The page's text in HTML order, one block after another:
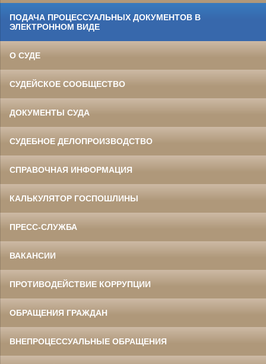
ПОДАЧА ПРОЦЕССУАЛЬНЫХ ДОКУМЕНТОВ В
ЭЛЕКТРОННОМ ВИДЕ
О СУДЕ
СУДЕЙСКОЕ СООБЩЕСТВО
ДОКУМЕНТЫ СУДА
СУДЕБНОЕ ДЕЛОПРОИЗВОДСТВО
СПРАВОЧНАЯ ИНФОРМАЦИЯ
КАЛЬКУЛЯТОР ГОСПОШЛИНЫ
ПРЕСС-СЛУЖБА
ВАКАНСИИ
ПРОТИВОДЕЙСТВИЕ КОРРУПЦИИ
ОБРАЩЕНИЯ ГРАЖДАН
ВНЕПРОЦЕССУАЛЬНЫЕ ОБРАЩЕНИЯ